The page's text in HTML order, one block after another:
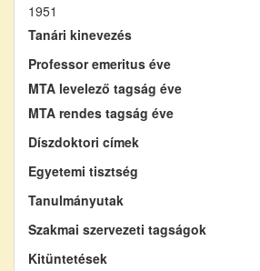
1951
Tanári kinevezés
Professor emeritus éve
MTA levelező tagság éve
MTA rendes tagság éve
Díszdoktori címek
Egyetemi tisztség
Tanulmányutak
Szakmai szervezeti tagságok
Kitüntetések